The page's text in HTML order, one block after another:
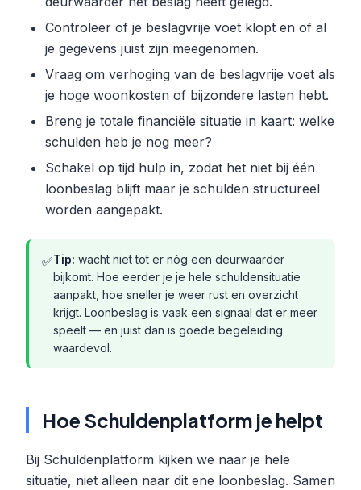
Controleer of je beslagvrije voet klopt en of al
je gegevens juist zijn meegenomen.
Vraag om verhoging van de beslagvrije voet als
je hoge woonkosten of bijzondere lasten hebt.
Breng je totale financiële situatie in kaart: welke
schulden heb je nog meer?
Schakel op tijd hulp in, zodat het niet bij één
loonbeslag blijft maar je schulden structureel
worden aangepakt.
✅Tip: wacht niet tot er nóg een deurwaarder
bijkomt. Hoe eerder je je hele schuldensituatie
aanpakt, hoe sneller je weer rust en overzicht
krijgt. Loonbeslag is vaak een signaal dat er meer
speelt — en juist dan is goede begeleiding
waardevol.
Hoe Schuldenplatform je helpt
Bij Schuldenplatform kijken we naar je hele
situatie, niet alleen naar dit ene loonbeslag. Samen